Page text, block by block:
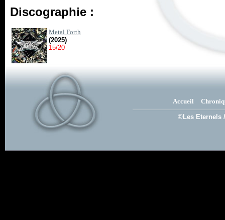
Discographie :
Metal Forth
(2025)
15/20
Accueil
©Les Eternels